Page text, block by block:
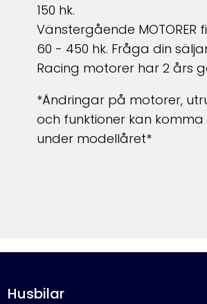
150 hk.
Vänstergående MOTORER
60 - 450 hk. Fråga din
Racing motorer har 2 års
*Ändringar på motorer,
och funktioner kan komma
under modellåret*
Husbilar